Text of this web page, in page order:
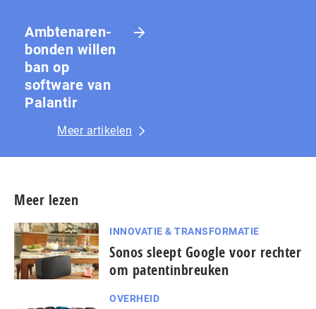
Amb­te­na­ren­
bon­den willen
ban op
software van
Palantir
Meer artikelen
Meer lezen
INNOVATIE & TRANSFORMATIE
Sonos sleept Google voor rechter
om patentinbreuken
OVERHEID